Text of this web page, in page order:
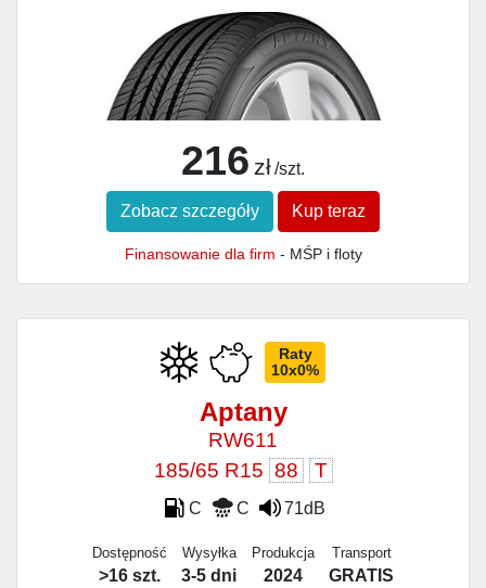
216 zł /szt.
Zobacz szczegóły Kup teraz
Finansowanie dla firm - MŚP i floty
Raty
10x0%
Aptany
RW611
185/65 R15 88 T
C C 71dB
Dostępność
>16 szt.
Wysyłka
3-5 dni
Produkcja
2024
Transport
GRATIS